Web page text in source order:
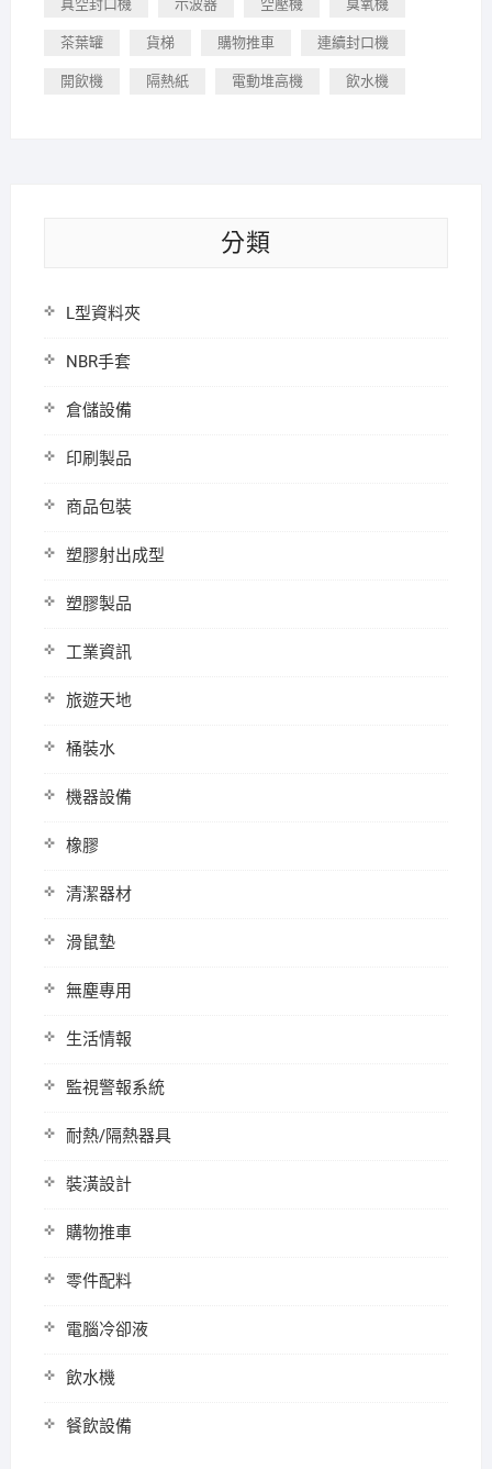
真空封口機 示波器 空壓機 臭氧機
茶葉罐 貨梯 購物推車 連續封口機
開飲機 隔熱紙 電動堆高機 飲水機
分類
L型資料夾
NBR手套
倉儲設備
印刷製品
商品包裝
塑膠射出成型
塑膠製品
工業資訊
旅遊天地
桶裝水
機器設備
橡膠
清潔器材
滑鼠墊
無塵專用
生活情報
監視警報系統
耐熱/隔熱器具
裝潢設計
購物推車
零件配料
電腦冷卻液
飲水機
餐飲設備